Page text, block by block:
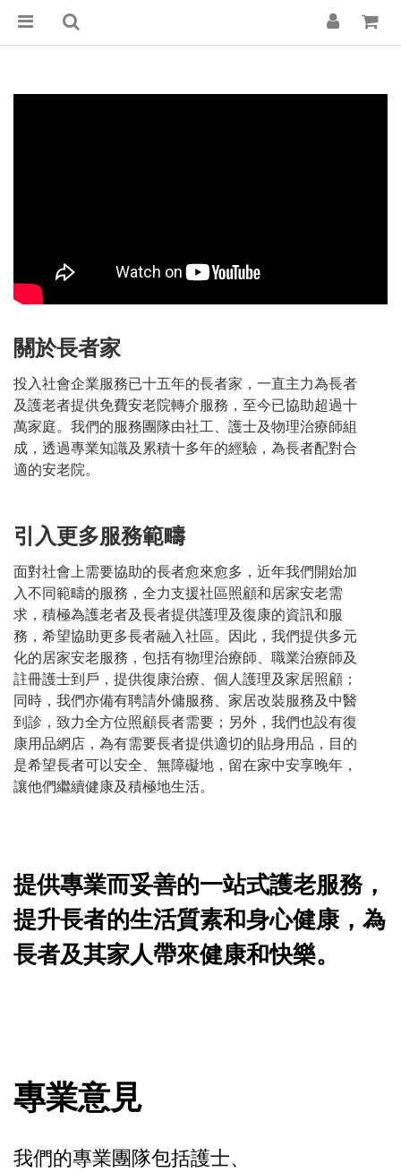
關於長者家
投入社會企業服務已十五年的長者家，一直主力為長者
及護老者提供免費安老院轉介服務，至今已協助超過十
萬家庭。我們的服務團隊由社工、護士及物理治療師組
成，透過專業知識及累積十多年的經驗，為長者配對合
適的安老院。
引入更多服務範疇
面對社會上需要協助的長者愈來愈多，近年我們開始加
入不同範疇的服務，全力支援社區照顧和居家安老需
求，積極為護老者及長者提供護理及復康的資訊和服
務，希望協助更多長者融入社區。因此，我們提供多元
化的居家安老服務，包括有物理治療師、職業治療師及
註冊護士到戶，提供復康治療、個人護理及家居照顧；
同時，我們亦備有聘請外傭服務、家居改裝服務及中醫
到診，致力全方位照顧長者需要；另外，我們也設有復
康用品網店，為有需要長者提供適切的貼身用品，目的
是希望長者可以安全、無障礙地，留在家中安享晚年，
讓他們繼續健康及積極地生活。
提供專業而妥善的一站式護老服務，
提升長者的生活質素和身心健康，為
長者及其家人帶來健康和快樂。
專業意見
我們的專業團隊包括護士、